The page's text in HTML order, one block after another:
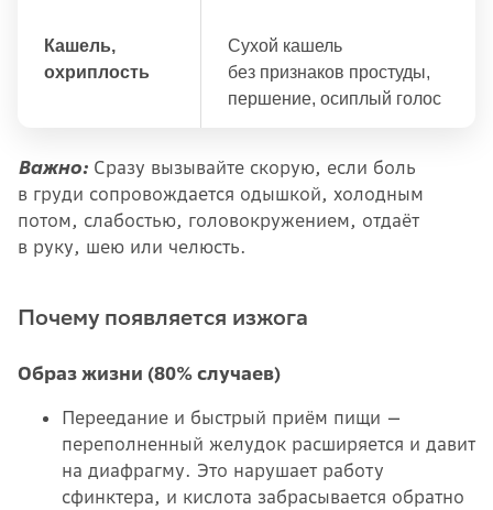
Кашель,
охриплость
Сухой кашель
без признаков простуды,
першение, осиплый голос
Важно: Сразу вызывайте скорую, если боль
в груди сопровождается одышкой, холодным
потом, слабостью, головокружением, отдаёт
в руку, шею или челюсть.
Почему появляется изжога
Образ жизни (80% случаев)
Переедание и быстрый приём пищи —
переполненный желудок расширяется и давит
на диафрагму. Это нарушает работу
сфинктера, и кислота забрасывается обратно